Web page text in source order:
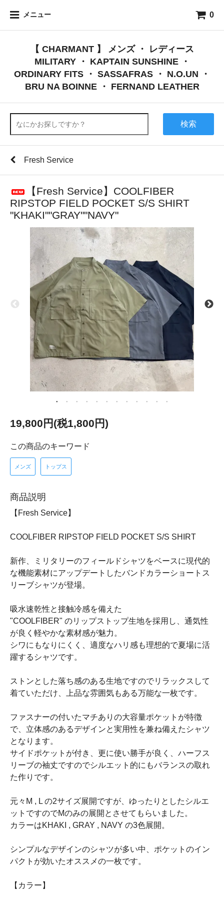
メニュー 0
【 CHARMANT 】 メンズ ・ レディース
MILITARY ・ KAPTAIN SUNSHINE ・
ORDINARY FITS ・ SASSAFRAS ・ N.O.UN ・
BRU NA BOINNE ・ FERNAND LEATHER
検索
Fresh Service
【Fresh Service】COOLFIBER
RIPSTOP FIELD POCKET S/S SHIRT
"KHAKI""GRAY""NAVY"
19,800円(税1,800円)
この商品のキーワード
メンズ トップス
商品説明
【Fresh Service】
COOLFIBER RIPSTOP FIELD POCKET S/S SHIRT
新作、ミリタリーのフィールドシャツをベースに現代的
な機能素材にアップデートしたバンドカラーショートス
リーブシャツが登場。
吸水速乾性と接触冷感を備えた
"COOLFIBER" のリップストップ生地を採用し、通気性
が良く軽やかな素材感が魅力。
シワにもなりにくく、適度なハリ感も理想的で夏場に活
躍するシャツです。
ストンとした落ち感のある生地ですのでリラックスして
着ていただけ、上品な雰囲気もある万能な一枚です。
ファスナーの付いたマチありの大容量ポケットが特徴
で、立体感のあるデザインと実用性を兼ね備えたシャツ
となります。
サイドポケットが付き、更に使い勝手が良く、ハーフス
リーブの袖丈ですのでシルエット的にもバランスの取れ
た作りです。
元々M , L の2サイズ展開ですが、ゆったりとしたシルエ
ットですのでMのみの展開とさせてもらいました。
カラーはKHAKI , GRAY , NAVY の3色展開。
シンプルなデザインのシャツが多い中、ポケットのイン
パクトが効いたオススメの一枚です。
【カラー】